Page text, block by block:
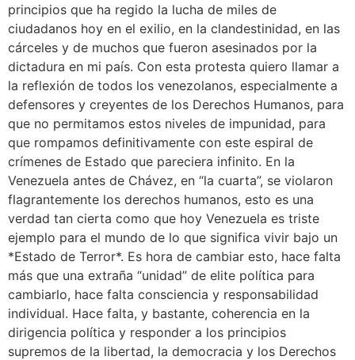
principios que ha regido la lucha de miles de
ciudadanos hoy en el exilio, en la clandestinidad, en las
cárceles y de muchos que fueron asesinados por la
dictadura en mi país. Con esta protesta quiero llamar a
la reflexión de todos los venezolanos, especialmente a
defensores y creyentes de los Derechos Humanos, para
que no permitamos estos niveles de impunidad, para
que rompamos definitivamente con este espiral de
crímenes de Estado que pareciera infinito. En la
Venezuela antes de Chávez, en “la cuarta”, se violaron
flagrantemente los derechos humanos, esto es una
verdad tan cierta como que hoy Venezuela es triste
ejemplo para el mundo de lo que significa vivir bajo un
*Estado de Terror*. Es hora de cambiar esto, hace falta
más que una extraña “unidad” de elite política para
cambiarlo, hace falta consciencia y responsabilidad
individual. Hace falta, y bastante, coherencia en la
dirigencia política y responder a los principios
supremos de la libertad, la democracia y los Derechos